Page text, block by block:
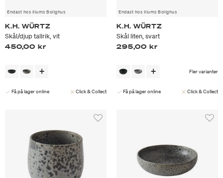
Endast hos Illums Bolighus
K.H. WÜRTZ
Skål/djup tallrik, vit
450,00 kr
Få på lager online Click & Collect
Endast hos Illums Bolighus
K.H. WÜRTZ
Skål liten, svart
295,00 kr
Fler varianter
Få på lager online Click & Collect